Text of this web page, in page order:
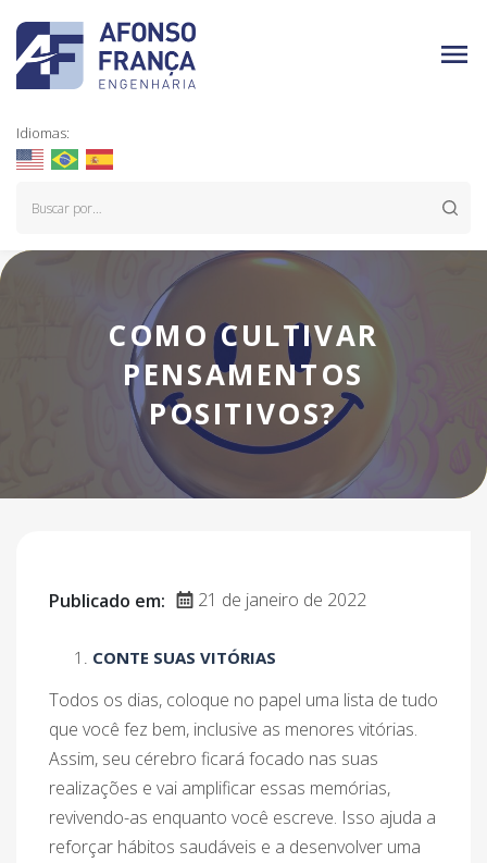
Idiomas:
COMO CULTIVAR
PENSAMENTOS
POSITIVOS?
Publicado em: 21 de janeiro de 2022
CONTE SUAS VITÓRIAS
Todos os dias, coloque no papel uma lista de tudo
que você fez bem, inclusive as menores vitórias.
Assim, seu cérebro ficará focado nas suas
realizações e vai amplificar essas memórias,
revivendo-as enquanto você escreve. Isso ajuda a
reforçar hábitos saudáveis e a desenvolver uma